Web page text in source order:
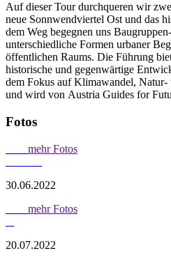
Auf dieser Tour durchqueren wir
neue Sonnwendviertel Ost und das
dem Weg begegnen uns
unterschiedliche Formen urbaner
öffentlichen Raums. Die Führung
historische und gegenwärtige
dem Fokus auf Klimawandel,
und wird von Austria Guides for
Fotos
mehr Fotos
30.06.2022
mehr Fotos
20.07.2022